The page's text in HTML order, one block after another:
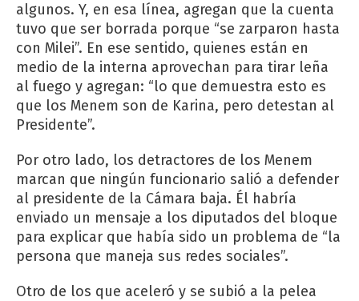
algunos. Y, en esa línea, agregan que la cuenta
tuvo que ser borrada porque “se zarparon hasta
con Milei”. En ese sentido, quienes están en
medio de la interna aprovechan para tirar leña
al fuego y agregan: “lo que demuestra esto es
que los Menem son de Karina, pero detestan al
Presidente”.
Por otro lado, los detractores de los Menem
marcan que ningún funcionario salió a defender
al presidente de la Cámara baja. Él habría
enviado un mensaje a los diputados del bloque
para explicar que había sido un problema de “la
persona que maneja sus redes sociales”.
Otro de los que aceleró y se subió a la pelea